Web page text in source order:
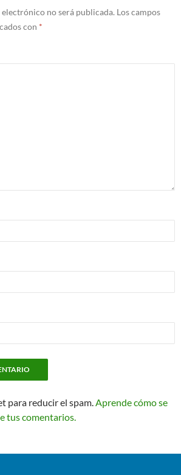
no será publicada. Los campos
con *
para reducir el spam. Aprende cómo se
tus comentarios.